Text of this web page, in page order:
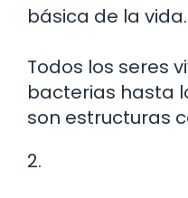
básica de la vida.
Todos los seres
bacterias hasta
son estructuras
2.